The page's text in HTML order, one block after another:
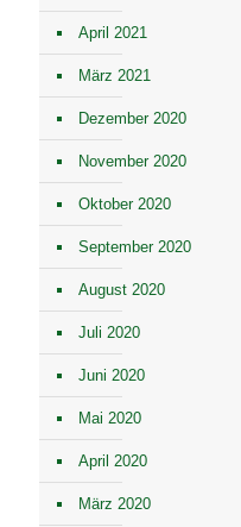
April 2021
März 2021
Dezember 2020
November 2020
Oktober 2020
September 2020
August 2020
Juli 2020
Juni 2020
Mai 2020
April 2020
März 2020